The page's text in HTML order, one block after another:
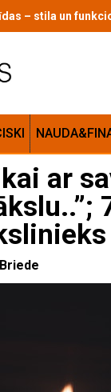
– stila un
ar